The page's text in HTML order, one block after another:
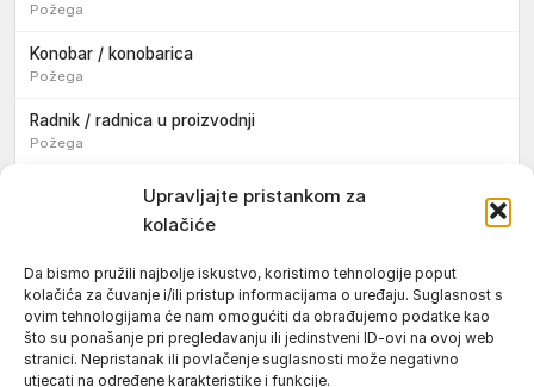
Upravljajte pristankom za
kolačiće
Da bismo pružili najbolje iskustvo, koristimo tehnologije poput
kolačića za čuvanje i/ili pristup informacijama o uređaju. Suglasnost s
ovim tehnologijama će nam omogućiti da obrađujemo podatke kao
što su ponašanje pri pregledavanju ili jedinstveni ID-ovi na ovoj web
stranici. Nepristanak ili povlačenje suglasnosti može negativno
utjecati na određene karakteristike i funkcije.
Požega
Konobar / konobarica
Požega
Radnik / radnica u proizvodnji
Požega
Sezonski pomoćni radnik / sezonska pomoćna radnica
Pomoćni pekar / pomoćna pekarica
Pekar / pekarica
Požega
Konobar / konobarica